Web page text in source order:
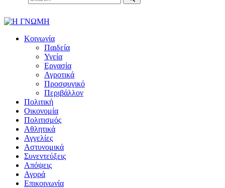
Κοινωνία
Παιδεία
Υγεία
Εργασία
Αγροτικά
Προσφυγικό
Περιβάλλον
Πολιτική
Οικονομία
Πολιτισμός
Αθλητικά
Αγγελίες
Αστυνομικά
Συνεντεύξεις
Απόψεις
Αγορά
Επικοινωνία